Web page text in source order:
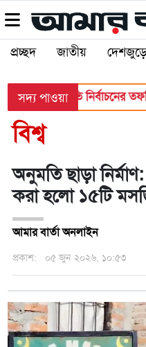
প্রচ্ছদ জাতীয় দেশজুড়ে
সদ্য পাওয়া
রাষ্ট্রপতি নির্বাচনের
বিশ্ব
অনুমতি ছাড়া
করা হলো ১৫টি
আমার বার্তা অনলাইন
প্রকাশ: ০৫ জুন ২০২৬, ১০:৫৩